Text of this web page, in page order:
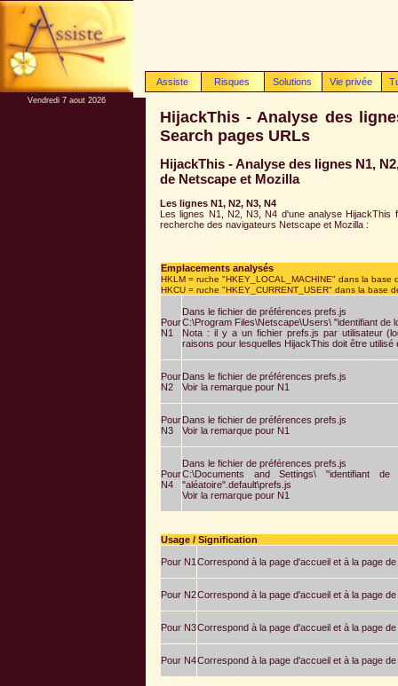
Assiste Risques Solutions Vie privée
Vendredi 7 aout 2026
HijackThis - Analyse des
Search pages URLs
HijackThis - Analyse des lignes N1,
de Netscape et Mozilla
Les lignes N1, N2, N3, N4
Les lignes N1, N2, N3, N4 d'une analyse
recherche des navigateurs Netscape et Mozilla :
Emplacements analysés
HKLM = ruche "HKEY_LOCAL_MACHINE" dans la base
HKCU = ruche "HKEY_CURRENT_USER" dans la base
Pour
N1
Dans le fichier de préférences prefs.js
C:\Program Files\Netscape\Users\ "identifiant de
Nota : il y a un fichier prefs.js par utilisateur
raisons pour lesquelles HijackThis doit être utilisé
Pour
N2
Dans le fichier de préférences prefs.js
Voir la remarque pour N1
Pour
N3
Dans le fichier de préférences prefs.js
Voir la remarque pour N1
Pour
N4
Dans le fichier de préférences prefs.js
C:\Documents and Settings\ "identifiant de
"aléatoire".default\prefs.js
Voir la remarque pour N1
Usage / Signification
Pour N1 Correspond à la page d'accueil et à la page
Pour N2Correspond à la page d'accueil et à la page
Pour N3Correspond à la page d'accueil et à la page
Pour N4Correspond à la page d'accueil et à la page